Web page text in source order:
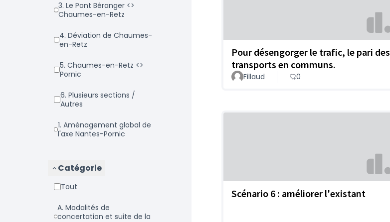
3. Le Pont Béranger <>
Chaumes-en-Retz
4. Déviation de Chaumes-
en-Retz
5. Chaumes-en-Retz <>
Pornic
6. Plusieurs sections /
Autres
1. Aménagement global de
l'axe Nantes-Pornic
Catégorie
Tout
a. Modalités de
concertation et suite de la
Pour désengorger le trafic, le pari des
transports en communs.
Fillaud 0
Scénario 6 : améliorer l'existant